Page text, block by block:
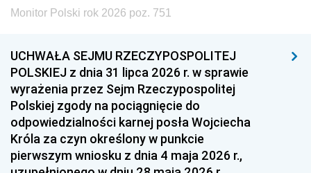
Monitor Polski rok 2026 poz. 751
UCHWAŁA SEJMU RZECZYPOSPOLITEJ
POLSKIEJ z dnia 31 lipca 2026 r. w sprawie
wyrażenia przez Sejm Rzeczypospolitej
Polskiej zgody na pociągnięcie do
odpowiedzialności karnej posła Wojciecha
Króla za czyn określony w punkcie
pierwszym wniosku z dnia 4 maja 2026 r.,